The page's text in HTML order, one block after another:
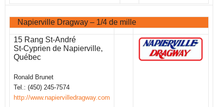
Napierville Dragway – 1/4 de mille
15 Rang St-André
St-Cyprien de Napierville,
Québec
Ronald Brunet
Tel.: (450) 245-7574
http://www.napiervilledragway.com